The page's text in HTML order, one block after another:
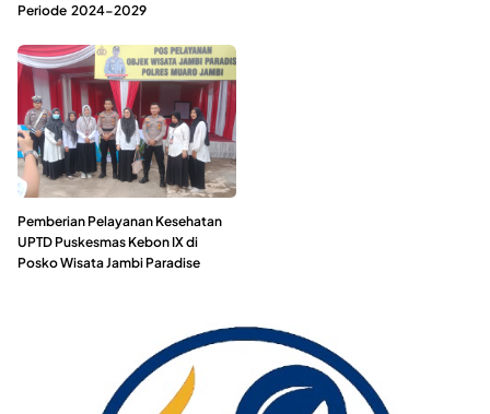
Periode 2024-2029
Pemberian Pelayanan Kesehatan
UPTD Puskesmas Kebon IX di
Posko Wisata Jambi Paradise